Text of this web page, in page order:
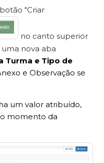
"Criar
no canto superior
nova aba
Turma e Tipo de
e Observação se
um valor atribuído,
momento da